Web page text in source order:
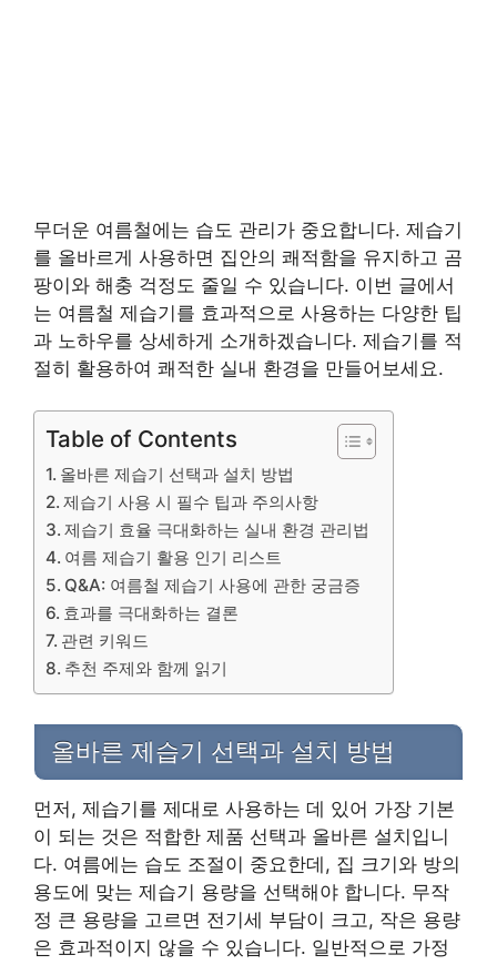
무더운 여름철에는 습도 관리가 중요합니다. 제습기
를 올바르게 사용하면 집안의 쾌적함을 유지하고 곰
팡이와 해충 걱정도 줄일 수 있습니다. 이번 글에서
는 여름철 제습기를 효과적으로 사용하는 다양한 팁
과 노하우를 상세하게 소개하겠습니다. 제습기를 적
절히 활용하여 쾌적한 실내 환경을 만들어보세요.
Table of Contents
올바른 제습기 선택과 설치 방법
제습기 사용 시 필수 팁과 주의사항
제습기 효율 극대화하는 실내 환경 관리법
여름 제습기 활용 인기 리스트
Q&A: 여름철 제습기 사용에 관한 궁금증
효과를 극대화하는 결론
관련 키워드
추천 주제와 함께 읽기
올바른 제습기 선택과 설치 방법
먼저, 제습기를 제대로 사용하는 데 있어 가장 기본
이 되는 것은 적합한 제품 선택과 올바른 설치입니
다. 여름에는 습도 조절이 중요한데, 집 크기와 방의
용도에 맞는 제습기 용량을 선택해야 합니다. 무작
정 큰 용량을 고르면 전기세 부담이 크고, 작은 용량
은 효과적이지 않을 수 있습니다. 일반적으로 가정